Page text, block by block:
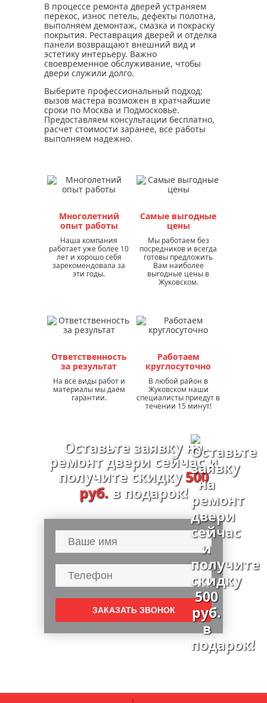
В процессе ремонта дверей устраняем
перекос, износ петель, дефекты полотна,
выполняем демонтаж, смазка и покраску
покрытия. Реставрация дверей и отделка
панели возвращают внешний вид и
эстетику интерьеру. Важно
своевременное обслуживание, чтобы
двери служили долго.
Выберите профессиональный подход:
вызов мастера возможен в кратчайшие
сроки по Москва и Подмосковье.
Предоставляем консультации бесплатно,
расчет стоимости заранее, все работы
выполняем надежно.
Многолетний
опыт работы
Наша компания
работает уже более 10
лет и хорошо себя
зарекомендовала за
эти годы.
Самые выгодные
цены
Мы работаем без
посредников и всегда
готовы предложить
Вам наиболее
выгодные цены в
Жуковском.
Ответственность
за результат
На все виды работ и
материалы мы даём
гарантии.
Работаем
круглосуточно
В любой район в
Жуковском наши
специалисты приедут в
течении 15 минут!
Оставьте заявку на
ремонт двери сейчас и
получите скидку500
руб.в подарок!